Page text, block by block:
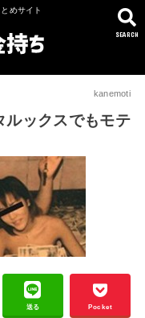
めサイト
SEARCH
kanemoti
ルックスでもモテ
送る Pocket